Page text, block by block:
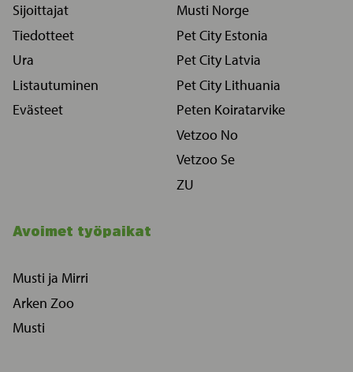
Sijoittajat
Tiedotteet
Ura
Listautuminen
Evästeet
Musti Norge
Pet City Estonia
Pet City Latvia
Pet City Lithuania
Peten Koiratarvike
Vetzoo No
Vetzoo Se
ZU
Avoimet työpaikat
Musti ja Mirri
Arken Zoo
Musti